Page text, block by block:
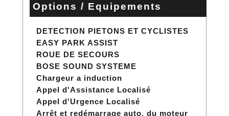
Options / Equipements
DETECTION PIETONS ET CYCLISTES
EASY PARK ASSIST
ROUE DE SECOURS
BOSE SOUND SYSTEME
Chargeur a induction
Appel d'Assistance Localisé
Appel d'Urgence Localisé
Arrêt et redémarrage auto. du moteur